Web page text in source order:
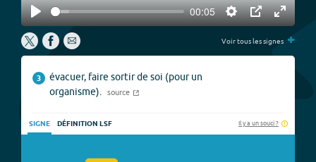
Play
00:05
Settings
PIP
Enter
Voir tous les signes +
3
évacuer, faire sortir de soi (pour un
organisme).
source
SIGNE DÉFINITION LSF Il y a un souci ?